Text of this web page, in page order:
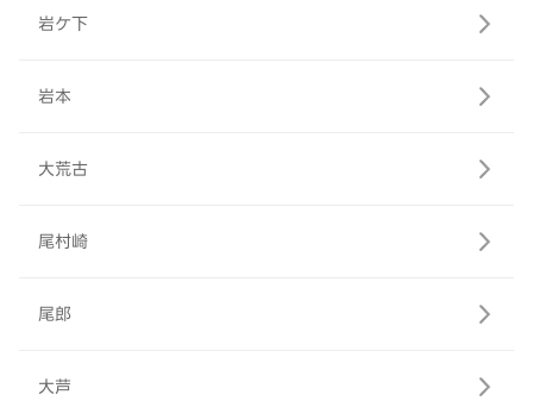
岩ケ下
岩本
大荒古
尾村崎
尾郎
大芦